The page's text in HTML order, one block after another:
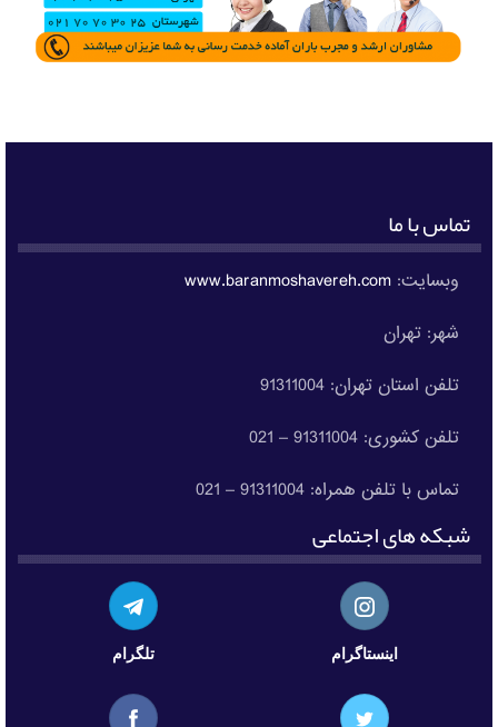
تماس با ما
وبسایت:www.baranmoshavereh.com
شهر: تهران
تلفن استان تهران: 91311004
تلفن کشوری: 91311004 – 021
تماس با تلفن همراه: 91311004 – 021
شبکه های اجتماعی
اینستاگرام تلگرام